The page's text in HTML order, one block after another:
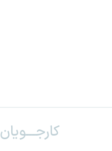
مرکزی
کارجـــویان